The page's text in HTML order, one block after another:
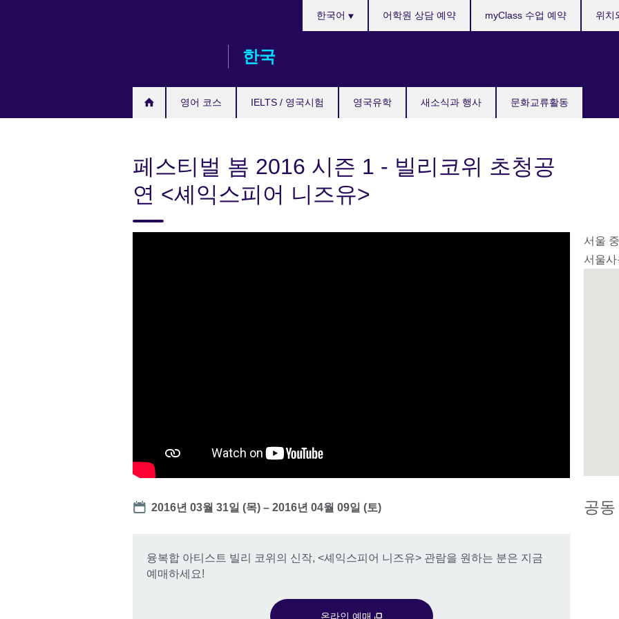
한국
영어 코스 IELTS / 영국시험 영국유학 새소식과 행사 문화교류활동
Languages
한국어 어학원 상담 예약 myClass 수업 예약 위치
페스티벌 봄 2016 시즌 1 - 빌리코위 초청공
연 <셰익스피어 니즈유>
Date
2016년 03월 31일 (목) –2016년 04월 09일 (토)
융복합 아티스트 빌리 코위의 신작, <셰익스피어 니즈유> 관람을 원하는 분은 지금
예매하세요!
온라인 예매
서울
서울
공